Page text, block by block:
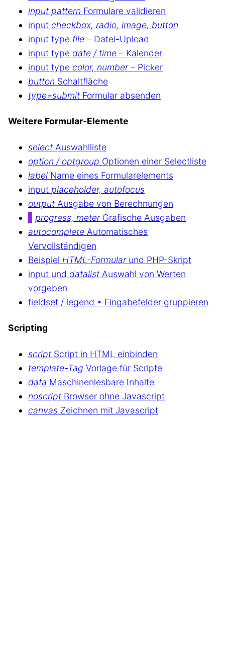
input pattern Formulare validieren
input checkbox, radio, image, button
input type file – Datei-Upload
input type date / time – Kalender
input type color, number– Picker
button Schaltfläche
type=submit Formular absenden
Weitere Formular-Elemente
select Auswahlliste
option / optgroup Optionen einer Selectliste
label Name eines Formularelements
input placeholder, autofocus
output Ausgabe von Berechnungen
progress, meterGrafische Ausgaben
autocomplete Automatisches
Vervollständigen
Beispiel HTML-Formularund PHP-Skript
input und datalist Auswahl von Werten
vorgeben
fieldset / legend • Eingabefelder gruppieren
Scripting
script Script in HTML einbinden
template-Tag Vorlage für Scripte
data Maschinenlesbare Inhalte
noscript Browser ohne Javascript
canvas Zeichnen mit Javascript